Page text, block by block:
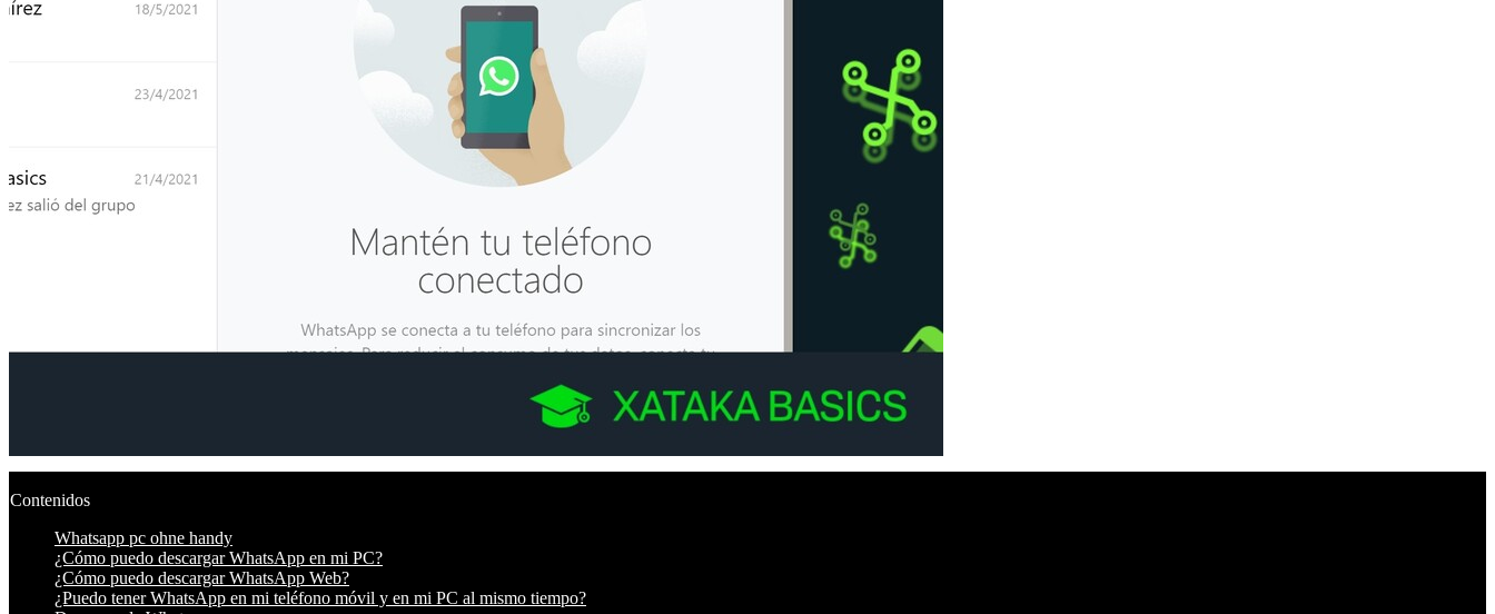
Contenidos
Whatsapp pc ohne handy
¿Cómo puedo descargar WhatsApp en mi PC?
¿Cómo puedo descargar WhatsApp Web?
¿Puedo tener WhatsApp en mi teléfono móvil y en mi PC al mismo tiempo?